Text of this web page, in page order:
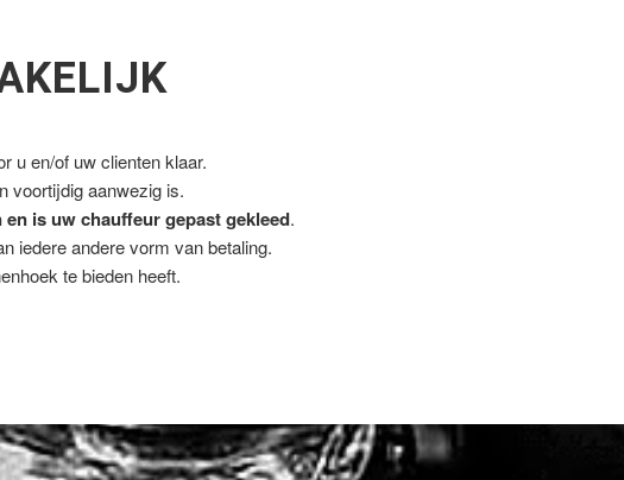
u en/of uw clienten klaar.
voortijdig aanwezig is.
is uw chauffeur gepast gekleed.
iedere andere vorm van betaling.
te bieden heeft.